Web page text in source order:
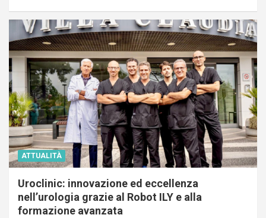
ATTUALITÀ
Uroclinic: innovazione ed eccellenza
nell’urologia grazie al Robot ILY e alla
formazione avanzata